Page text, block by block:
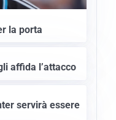
la porta
affida l’attacco
servirà essere